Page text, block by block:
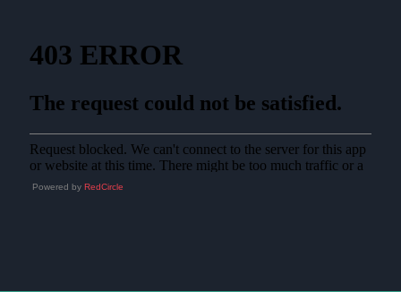
Powered by RedCircle